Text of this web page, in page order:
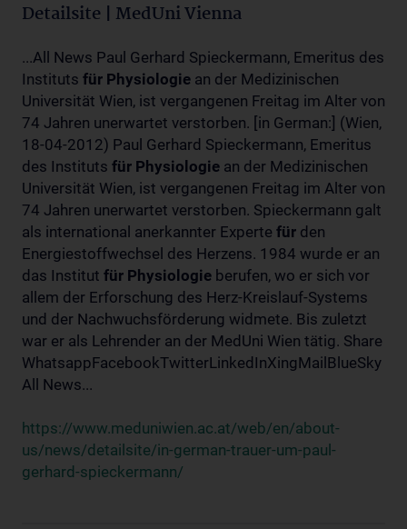
Detailsite | MedUni Vienna
...All News Paul Gerhard Spieckermann, Emeritus des
Instituts für Physiologie an der Medizinischen
Universität Wien, ist vergangenen Freitag im Alter von
74 Jahren unerwartet verstorben. [in German:] (Wien,
18-04-2012) Paul Gerhard Spieckermann, Emeritus
des Instituts für Physiologie an der Medizinischen
Universität Wien, ist vergangenen Freitag im Alter von
74 Jahren unerwartet verstorben. Spieckermann galt
als international anerkannter Experte für den
Energiestoffwechsel des Herzens. 1984 wurde er an
das Institut für Physiologie berufen, wo er sich vor
allem der Erforschung des Herz-Kreislauf-Systems
und der Nachwuchsförderung widmete. Bis zuletzt
war er als Lehrender an der MedUni Wien tätig. Share
WhatsappFacebookTwitterLinkedInXingMailBlueSky
All News...
https://www.meduniwien.ac.at/web/en/about-
us/news/detailsite/in-german-trauer-um-paul-
gerhard-spieckermann/